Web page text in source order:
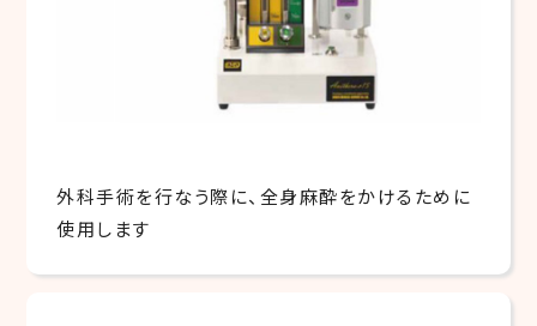
外科手術を行なう際に、全身麻酔をかけるために
使用します